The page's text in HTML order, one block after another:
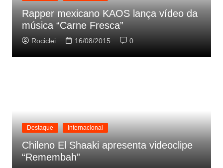
Rapper mexicano KAOS lança vídeo da
música “Carne Fresca”
Rociclei 16/08/2015 0
Destaque Internacional
Chileno El Shaaki apresenta videoclipe
“Remembah”